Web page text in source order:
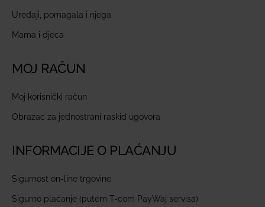
Uređaji, pomagala i njega
Mama i djeca
MOJ RAČUN
Moj korisnički račun
Obrazac za jednostrani raskid ugovora
INFORMACIJE O PLAĆANJU
Sigurnost on-line trgovine
Sigurno plaćanje (putem T-com PayWaj servisa)